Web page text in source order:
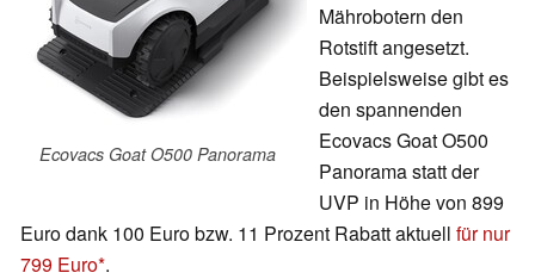
Ecovacs Goat O500 Panorama
Mährobotern den
Rotstift angesetzt.
Beispielsweise gibt es
den spannenden
Ecovacs Goat O500
Panorama statt der
UVP in Höhe von 899
Euro dank 100 Euro bzw. 11 Prozent Rabatt aktuell für nur
799 Euro .